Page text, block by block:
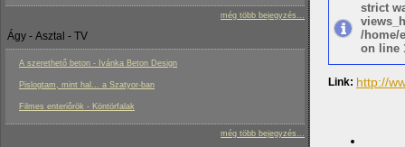
még több bejegyzés...
Ágy - Asztal - TV
A szerethető beton - Ivánka Beton Design
Pislogtam, mint hal... a Szatyor-ban
Filmes enteriôrök - Köntörfalak
még több bejegyzés...
strict
/home/
on line
Link: http://